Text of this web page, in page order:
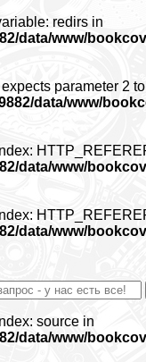
redirs in
data/www/
parameter 2
data/www/
data/www/
data/www/
source in
data/www/